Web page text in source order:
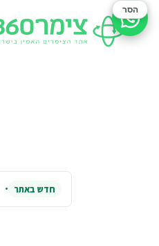
חדש באתר
סיוע בהזמנה
הסר